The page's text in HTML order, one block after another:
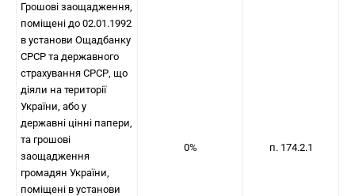
Грошові заощадження,
поміщені до 02.01.1992
в установи Ощадбанку
СРСР та державного
страхування СРСР, що
діяли на території
України, або у
державні цінні папери,
та грошові
заощадження
громадян України,
поміщені в установи
0% п. 174.2.1